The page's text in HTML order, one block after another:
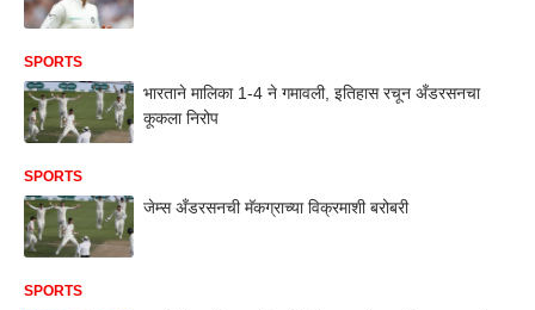
SPORTS
भारताने मालिका 1-4 ने गमावली, इतिहास रचून अँडरसनचा
कूकला निरोप
SPORTS
जेम्स अँडरसनची मॅकग्राच्या विक्रमाशी बरोबरी
SPORTS